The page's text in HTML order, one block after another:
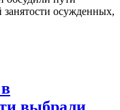
занятости осужденных,
выбрали